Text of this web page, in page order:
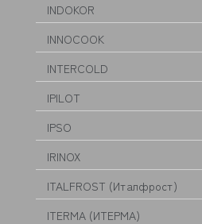
INDOKOR
INNOCOOK
INTERCOLD
IPILOT
IPSO
IRINOX
ITALFROST (Италфрост)
ITERMA (ИТЕРМА)